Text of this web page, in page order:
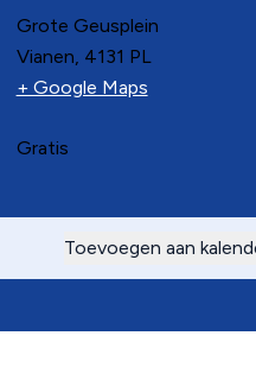
Grote Geusplein
Vianen, 4131 PL
+ Google Maps(opent in
Gratis
Toevoegen aan